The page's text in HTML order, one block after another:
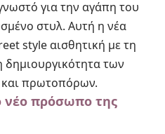
για την αγάπη του
στυλ. Αυτή η νέα
style αισθητική με τη
των
πρωτοπόρων.
νέο πρόσωπο της